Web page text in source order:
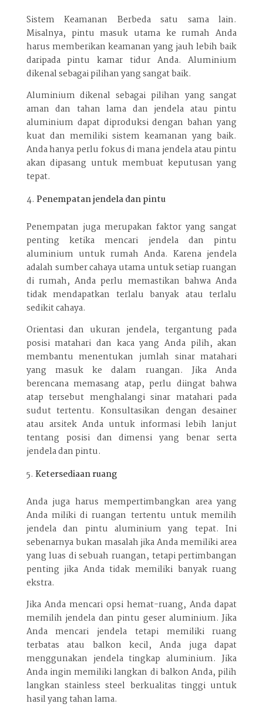
Sistem Keamanan Berbeda satu sama lain.
Misalnya, pintu masuk utama ke rumah Anda
harus memberikan keamanan yang jauh lebih baik
daripada pintu kamar tidur Anda. Aluminium
dikenal sebagai pilihan yang sangat baik.
Aluminium dikenal sebagai pilihan yang sangat
aman dan tahan lama dan jendela atau pintu
aluminium dapat diproduksi dengan bahan yang
kuat dan memiliki sistem keamanan yang baik.
Anda hanya perlu fokus di mana jendela atau pintu
akan dipasang untuk membuat keputusan yang
tepat.
Penempatan jendela dan pintu
Penempatan juga merupakan faktor yang sangat
penting ketika mencari jendela dan pintu
aluminium untuk rumah Anda. Karena jendela
adalah sumber cahaya utama untuk setiap ruangan
di rumah, Anda perlu memastikan bahwa Anda
tidak mendapatkan terlalu banyak atau terlalu
sedikit cahaya.
Orientasi dan ukuran jendela, tergantung pada
posisi matahari dan kaca yang Anda pilih, akan
membantu menentukan jumlah sinar matahari
yang masuk ke dalam ruangan. Jika Anda
berencana memasang atap, perlu diingat bahwa
atap tersebut menghalangi sinar matahari pada
sudut tertentu. Konsultasikan dengan desainer
atau arsitek Anda untuk informasi lebih lanjut
tentang posisi dan dimensi yang benar serta
jendela dan pintu.
Ketersediaan ruang
Anda juga harus mempertimbangkan area yang
Anda miliki di ruangan tertentu untuk memilih
jendela dan pintu aluminium yang tepat. Ini
sebenarnya bukan masalah jika Anda memiliki area
yang luas di sebuah ruangan, tetapi pertimbangan
penting jika Anda tidak memiliki banyak ruang
ekstra.
Jika Anda mencari opsi hemat-ruang, Anda dapat
memilih jendela dan pintu geser aluminium. Jika
Anda mencari jendela tetapi memiliki ruang
terbatas atau balkon kecil, Anda juga dapat
menggunakan jendela tingkap aluminium. Jika
Anda ingin memiliki langkan di balkon Anda, pilih
langkan stainless steel berkualitas tinggi untuk
hasil yang tahan lama.